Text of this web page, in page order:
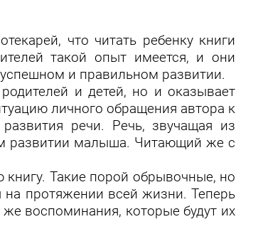
что читать ребенку книги
такой опыт имеется, и они
и правильном развитии.
и детей, но и оказывает
личного обращения автора к
речи. Речь, звучащая из
развитии малыша. Читающий же с
Такие порой обрывочные, но
на протяжении всей жизни. Теперь
воспоминания, которые будут их